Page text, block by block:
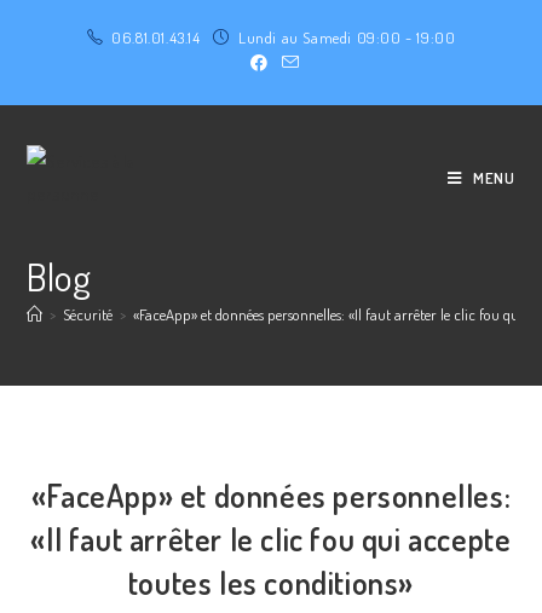
06.81.01.43.14 Lundi au Samedi 09:00 - 19:00
MENU
Blog
> Sécurité > «FaceApp» et données personnelles: «Il faut arrêter le clic fou qui
«FaceApp» et données personnelles:
«Il faut arrêter le clic fou qui accepte
toutes les conditions»